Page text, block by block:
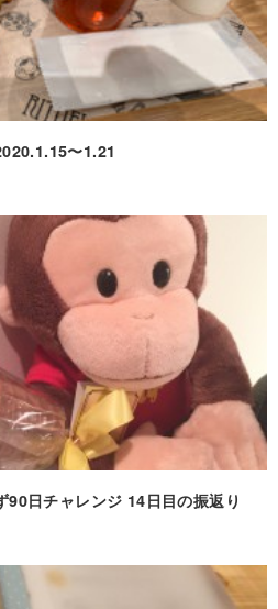
〜1.21
90日チャレンジ 14日目の振返り